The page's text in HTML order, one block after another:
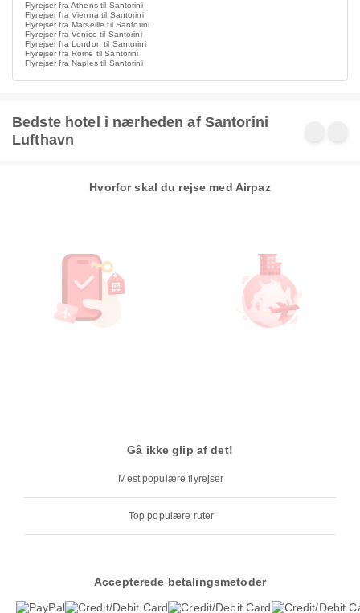
Flyrejser fra Athens til Santorini
Flyrejser fra Vienna til Santorini
Flyrejser fra Marseille til Santorini
Flyrejser fra Venice til Santorini
Flyrejser fra London til Santorini
Flyrejser fra Rome til Santorini
Flyrejser fra Naples til Santorini
Bedste hotel i nærheden af Santorini
Lufthavn
Hvorfor skal du rejse med Airpaz
Gå ikke glip af det!
Mest populære flyrejser
Top populære ruter
Accepterede betalingsmetoder